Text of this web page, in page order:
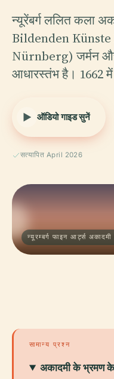
न्यूरेंबर्ग ललित कला
Bildenden
Nürnberg) जर्मन
आधारस्तंभ है। 1662
ऑडियो गाइड सुनें
सत्यापित April 2026
न्यूरम्बर्ग फाइन आर्ट्स अकादमी ·
सामान्य प्रश्न
अकादमी के भ्रमण